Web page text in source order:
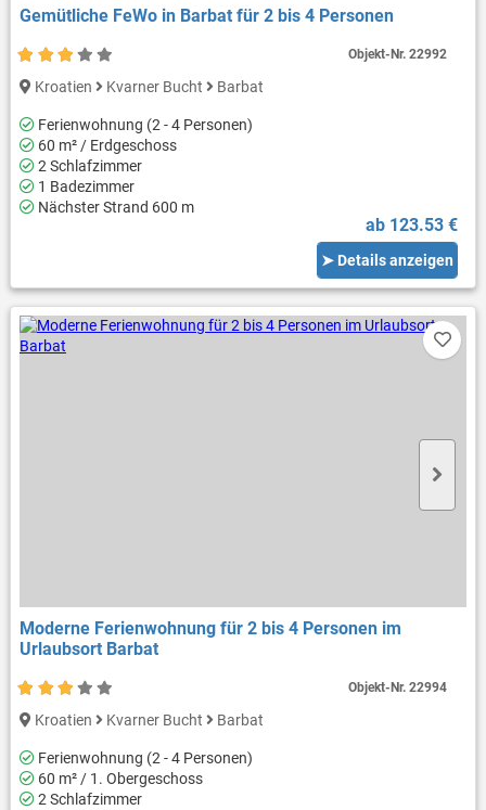
Gemütliche FeWo in Barbat für 2 bis 4 Personen
Kroatien Kvarner Bucht Barbat
Ferienwohnung (2 - 4 Personen)
60 m² / Erdgeschoss
2 Schlafzimmer
1 Badezimmer
Nächster Strand 600 m
ab 123.53 €
➤ Details anzeigen
Objekt-Nr.22992
Moderne Ferienwohnung für 2 bis 4 Personen im
Urlaubsort Barbat
Kroatien Kvarner Bucht Barbat
Ferienwohnung (2 - 4 Personen)
60 m² / 1. Obergeschoss
2 Schlafzimmer
Objekt-Nr.22994